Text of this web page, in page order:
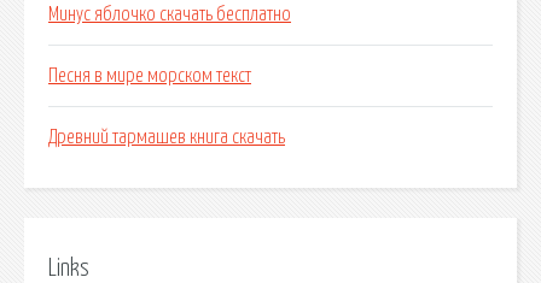
Минус яблочко скачать бесплатно
Песня в мире морском текст
Древний тармашев книга скачать
Links